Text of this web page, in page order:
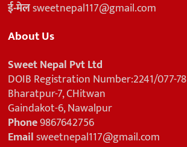
ई-मेलsweetnepal117@gmail.com
About Us
Sweet Nepal Pvt Ltd
DOIB Registration Number:2241/077-78
Bharatpur-7, CHitwan
Gaindakot-6, Nawalpur
Phone9867642756
Emailsweetnepal117@gmail.com